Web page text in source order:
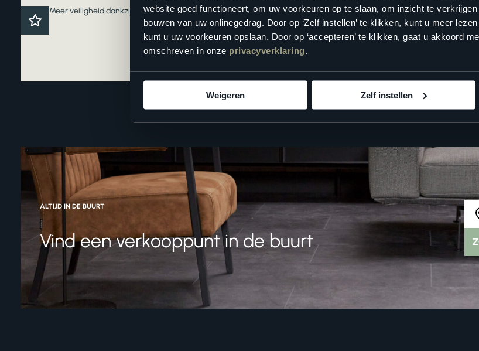
website goed functioneert, om uw voorkeuren op te slaan, om inzicht te
bouwen van uw onlinegedrag. Door op ‘Zelf instellen’ te klikken, kunt u meer
kunt u uw voorkeuren opslaan. Door op ‘accepteren’ te klikken, gaat u akkoord
omschreven in onze privacyverklaring.
Weigeren Zelf instellen
Meer veiligheid dankzij een anti-slip laag
ALTIJD IN DE BUURT
Vind een verkooppunt in de buurt